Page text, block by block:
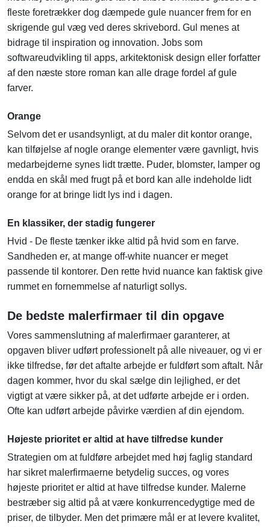
fleste foretrækker dog dæmpede gule nuancer frem for en
skrigende gul væg ved deres skrivebord. Gul menes at
bidrage til inspiration og innovation. Jobs som
softwareudvikling til apps, arkitektonisk design eller forfatter
af den næste store roman kan alle drage fordel af gule
farver.
Orange
Selvom det er usandsynligt, at du maler dit kontor orange,
kan tilføjelse af nogle orange elementer være gavnligt, hvis
medarbejderne synes lidt trætte. Puder, blomster, lamper og
endda en skål med frugt på et bord kan alle indeholde lidt
orange for at bringe lidt lys ind i dagen.
En klassiker, der stadig fungerer
Hvid - De fleste tænker ikke altid på hvid som en farve.
Sandheden er, at mange off-white nuancer er meget
passende til kontorer. Den rette hvid nuance kan faktisk give
rummet en fornemmelse af naturligt sollys.
De bedste malerfirmaer til din opgave
Vores sammenslutning af malerfirmaer garanterer, at
opgaven bliver udført professionelt på alle niveauer, og vi er
ikke tilfredse, før det aftalte arbejde er fuldført som aftalt. Når
dagen kommer, hvor du skal sælge din lejlighed, er det
vigtigt at være sikker på, at det udførte arbejde er i orden.
Ofte kan udført arbejde påvirke værdien af din ejendom.
Højeste prioritet er altid at have tilfredse kunder
Strategien om at fuldføre arbejdet med høj faglig standard
har sikret malerfirmaerne betydelig succes, og vores
højeste prioritet er altid at have tilfredse kunder. Malerne
bestræber sig altid på at være konkurrencedygtige med de
priser, de tilbyder. Men det primære mål er at levere kvalitet,